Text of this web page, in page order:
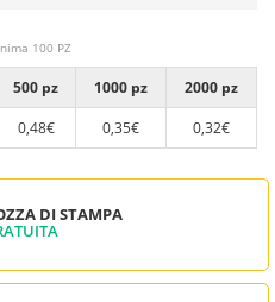
100 PZ
500 pz 1000 pz
2000 pz
0,48€ 0,35€ 0,32€
DI STAMPA